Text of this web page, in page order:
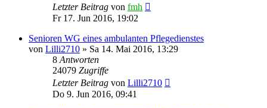
Letzter Beitrag von fmh
Fr 17. Jun 2016, 19:02
Senioren WG eines ambulanten Pflegedienstes
von Lilli2710 » Sa 14. Mai 2016, 13:29
8 Antworten
24079 Zugriffe
Letzter Beitrag von Lilli2710
Do 9. Jun 2016, 09:41